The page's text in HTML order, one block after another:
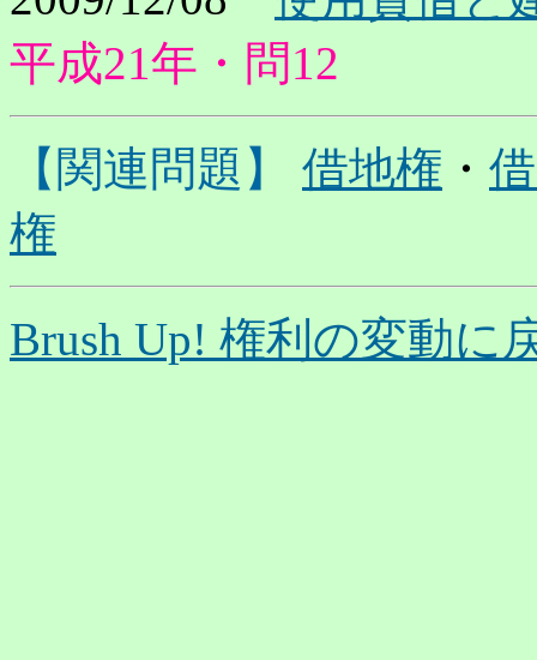
平成21年・問12
【関連問題】 借地権 ・
権
Brush Up! 権利の変動に